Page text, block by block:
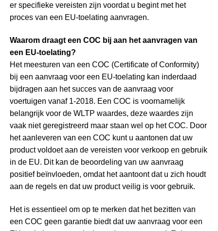
er specifieke vereisten zijn voordat u begint met het
proces van een EU-toelating aanvragen.
Waarom draagt een COC bij aan het aanvragen van
een EU-toelating?
Het meesturen van een COC (Certificate of Conformity)
bij een aanvraag voor een EU-toelating kan inderdaad
bijdragen aan het succes van de aanvraag voor
voertuigen vanaf 1-2018. Een COC is voornamelijk
belangrijk voor de WLTP waardes, deze waardes zijn
vaak niet geregistreerd maar staan wel op het COC. Door
het aanleveren van een COC kunt u aantonen dat uw
product voldoet aan de vereisten voor verkoop en gebruik
in de EU. Dit kan de beoordeling van uw aanvraag
positief beïnvloeden, omdat het aantoont dat u zich houdt
aan de regels en dat uw product veilig is voor gebruik.
Het is essentieel om op te merken dat het bezitten van
een COC geen garantie biedt dat uw aanvraag voor een